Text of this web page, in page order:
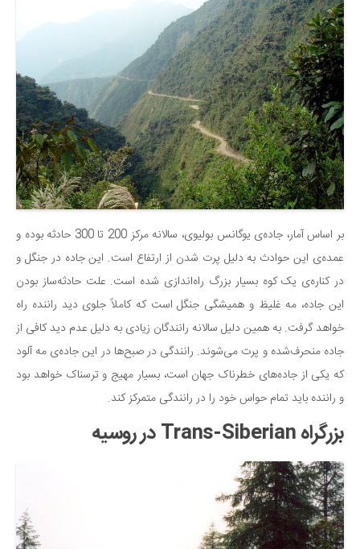
بر اساس آمار، جاده‌ی یوگانس بولیوی، سالانه مرکز 200 تا 300 حادثه بوده و
عمده‌ی این حوادث به دلیل پرت شدن از ارتفاع است. این جاده در جنگل و
در کناره‌ی یک کوه بسیار بزرگ راه‌اندازی شده است. علت حادثه‌ساز بودن
این جاده، مه غلیظ و همیشگی جنگل است که کاملاً جلوی دید راننده راه
خواهد گرفت. به همین دلیل سالانه رانندگان زیادی به دلیل عدم دید کافی از
جاده منحرف‌شده و پرت می‌شوند. رانندگی در صبح‌ها در این جاده‌ی مه آلود
که یکی از جاده‌های خطرناک جهان است، بسیار مهیج و ترسناک خواهد بود
و راننده باید تمام حواس خود را در رانندگی متمرکز کند.
بزرگراه Trans-Siberian در روسیه